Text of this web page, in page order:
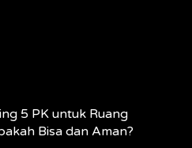
5 PK untuk Ruang
Bisa dan Aman?